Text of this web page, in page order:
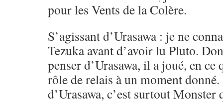
pour les Vents de la Colère.
S’agissant d’Urasawa : je ne
Tezuka avant d’avoir lu Pluto.
penser d’Urasawa, il a joué, en
rôle de relais à un moment
d’Urasawa, c’est surtout Monster